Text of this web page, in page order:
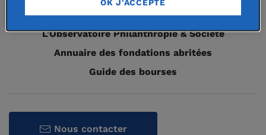
Recrutement
L'Observatoire Philanthropie & Société
Annuaire des fondations abritées
Guide des bourses
Nous contacter
OK J'ACCEPTE